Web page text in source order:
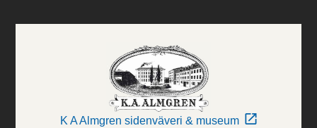
K A Almgren sidenväveri & museum